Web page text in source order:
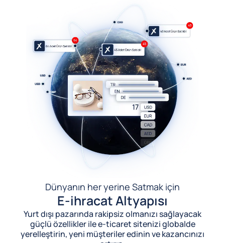
Dünyanın her yerine Satmak için
E-ihracat Altyapısı
Yurt dışı pazarında rakipsiz olmanızı sağlayacak
güçlü özellikler ile e-ticaret sitenizi globalde
yerelleştirin, yeni müşteriler edinin ve kazancınızı